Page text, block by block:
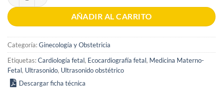
AÑADIR AL CARRITO
Categoría:Ginecología y Obstetricia
Etiquetas:Cardiología fetal, Ecocardiografía fetal, Medicina Materno-
Fetal, Ultrasonido, Ultrasonido obstétrico
Descargar ficha técnica